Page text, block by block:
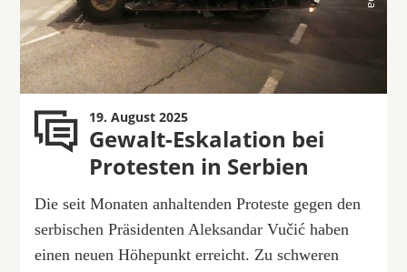
19. August 2025
Gewalt-Eskalation bei
Protesten in Serbien
Die seit Monaten anhaltenden Proteste gegen den
serbischen Präsidenten Aleksandar Vučić haben
einen neuen Höhepunkt erreicht. Zu schweren